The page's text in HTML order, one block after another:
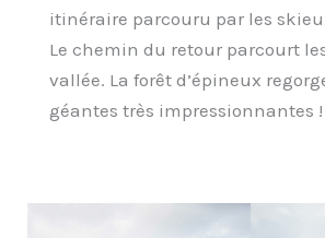
itinéraire parcouru par les
Le chemin du retour parcourt
vallée. La forêt d’épineux
géantes très impressionnantes !